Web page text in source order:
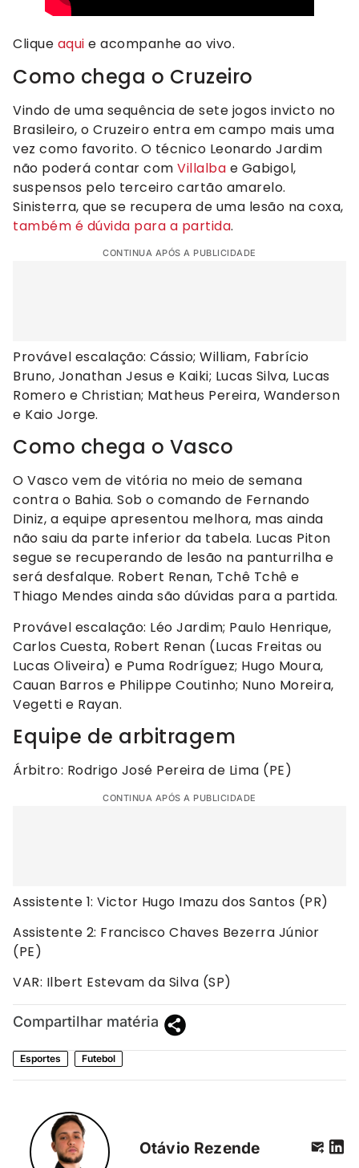
Clique aqui e acompanhe ao vivo.
Como chega o Cruzeiro
Vindo de uma sequência de sete jogos invicto no
Brasileiro, o Cruzeiro entra em campo mais uma
vez como favorito. O técnico Leonardo Jardim
não poderá contar com Villalba e Gabigol,
suspensos pelo terceiro cartão amarelo.
Sinisterra, que se recupera de uma lesão na coxa,
também é dúvida para a partida.
CONTINUA APÓS A PUBLICIDADE
Provável escalação: Cássio; William, Fabrício
Bruno, Jonathan Jesus e Kaiki; Lucas Silva, Lucas
Romero e Christian; Matheus Pereira, Wanderson
e Kaio Jorge.
Como chega o Vasco
O Vasco vem de vitória no meio de semana
contra o Bahia. Sob o comando de Fernando
Diniz, a equipe apresentou melhora, mas ainda
não saiu da parte inferior da tabela. Lucas Piton
segue se recuperando de lesão na panturrilha e
será desfalque. Robert Renan, Tchê Tchê e
Thiago Mendes ainda são dúvidas para a partida.
Provável escalação: Léo Jardim; Paulo Henrique,
Carlos Cuesta, Robert Renan (Lucas Freitas ou
Lucas Oliveira) e Puma Rodríguez; Hugo Moura,
Cauan Barros e Philippe Coutinho; Nuno Moreira,
Vegetti e Rayan.
Equipe de arbitragem
Árbitro: Rodrigo José Pereira de Lima (PE)
CONTINUA APÓS A PUBLICIDADE
Assistente 1: Victor Hugo Imazu dos Santos (PR)
Assistente 2: Francisco Chaves Bezerra Júnior
(PE)
VAR: Ilbert Estevam da Silva (SP)
Compartilhar matéria
Esportes Futebol
Otávio Rezende